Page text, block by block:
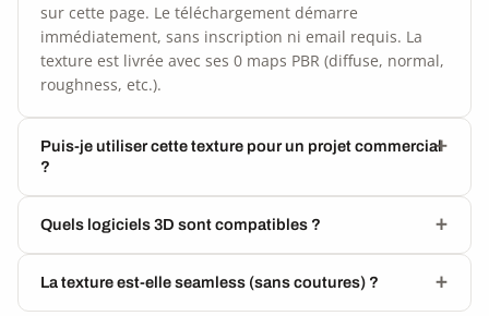
sur cette page. Le téléchargement démarre
immédiatement, sans inscription ni email requis. La
texture est livrée avec ses 0 maps PBR (diffuse, normal,
roughness, etc.).
Puis-je utiliser cette texture pour un projet commercial
?
Quels logiciels 3D sont compatibles ?
La texture est-elle seamless (sans coutures) ?